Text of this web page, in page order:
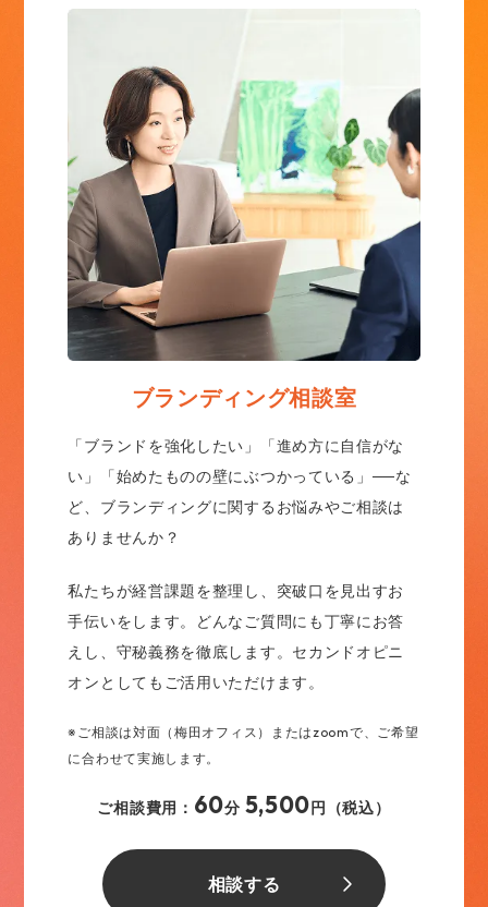
ブランディング相談室
「ブランドを強化したい」「進め方に自信がな
い」「始めたものの壁にぶつかっている」──な
ど、ブランディングに関するお悩みやご相談は
ありませんか？
私たちが経営課題を整理し、突破口を見出すお
手伝いをします。どんなご質問にも丁寧にお答
えし、守秘義務を徹底します。セカンドオピニ
オンとしてもご活用いただけます。
※ご相談は対面（梅田オフィス）またはzoomで、ご希望
に合わせて実施します。
ご相談費用： 60分 5,500円（税込）
相談する